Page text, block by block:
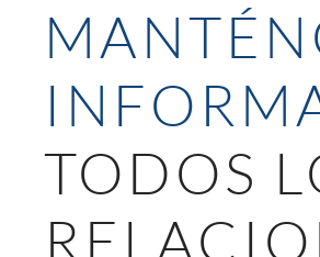
TODOS